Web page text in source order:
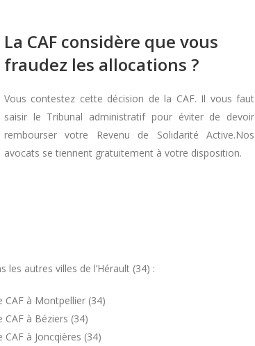
La CAF considère que vous
fraudez les allocations ?
Vous contestez cette décision de la CAF. Il vous faut
saisir le Tribunal administratif pour éviter de devoir
rembourser votre Revenu de Solidarité Active.Nos
avocats se tiennent gratuitement à votre disposition.
autres villes de l’Hérault (34) :
à Montpellier (34)
à Béziers (34)
à Joncqières (34)